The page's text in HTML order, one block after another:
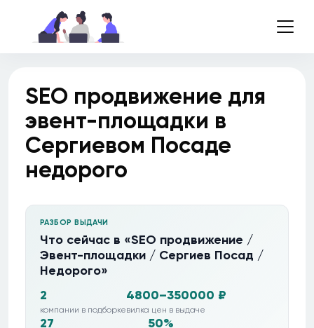
SEO продвижение для
эвент-площадки в
Сергиевом Посаде
недорого
РАЗБОР ВЫДАЧИ
Что сейчас в «SEO продвижение /
Эвент-площадки / Сергиев Посад /
Недорого»
2
компании в подборке
4800–350000 ₽
вилка цен в выдаче
27 50%